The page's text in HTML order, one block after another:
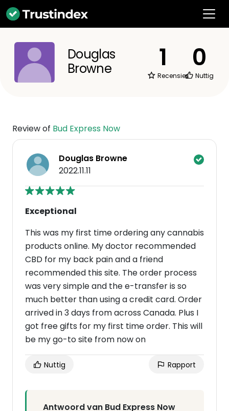
Douglas
Browne
1
Recensies
0
Nuttig
Review of Bud Express Now
Douglas Browne
2022.11.11
Exceptional
This was my first time ordering any cannabis
products online. My doctor recommended
CBD for my back pain and a friend
recommended this site. The order process
was very simple and the e-transfer is so
much better than using a credit card. Order
arrived in 3 days from across Canada. Plus I
got free gifts for my first time order. This will
be my go-to site from now on
Nuttig Rapport
Antwoord van Bud Express Now